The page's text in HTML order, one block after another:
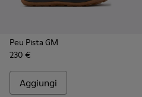
Peu Pista GM
230 €
Aggiungi